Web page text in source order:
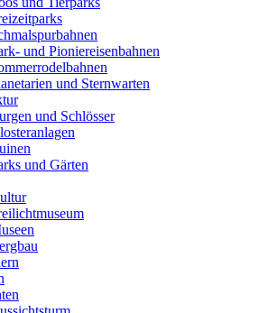
und Pioniereisenbahnen
und Sternwarten
und Schlösser
und Gärten